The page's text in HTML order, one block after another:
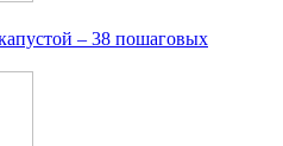
– 38 пошаговых